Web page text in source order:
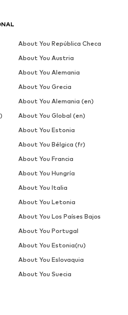
About You República Checa
About You Austria
About You Alemania
About You Grecia
About You Alemania (en)
About You Global (en)
About You Estonia
About You Bélgica (fr)
About You Francia
About You Hungría
About You Italia
About You Letonia
About You Los Países Bajos
About You Portugal
About You Estonia(ru)
About You Eslovaquia
About You Suecia